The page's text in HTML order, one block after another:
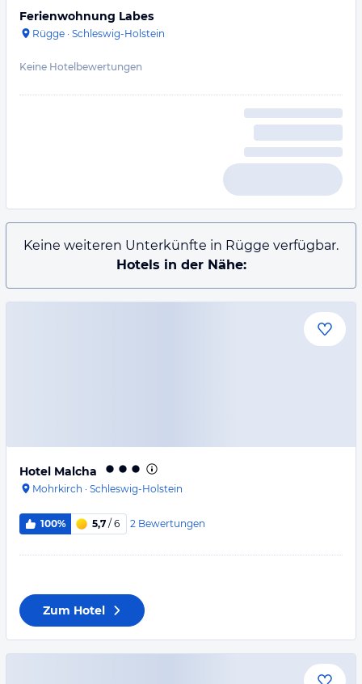
Ferienwohnung Labes
Rügge · Schleswig-Holstein
Keine Hotelbewertungen
Keine weiteren Unterkünfte in Rügge verfügbar.
Hotels in der Nähe:
Hotel Malcha
Mohrkirch · Schleswig-Holstein
100% 5,7 / 6 2 Bewertungen
Zum Hotel